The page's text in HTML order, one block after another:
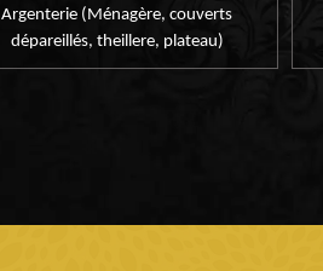
Argenterie (Ménagère, couverts
dépareillés, theillere, plateau)